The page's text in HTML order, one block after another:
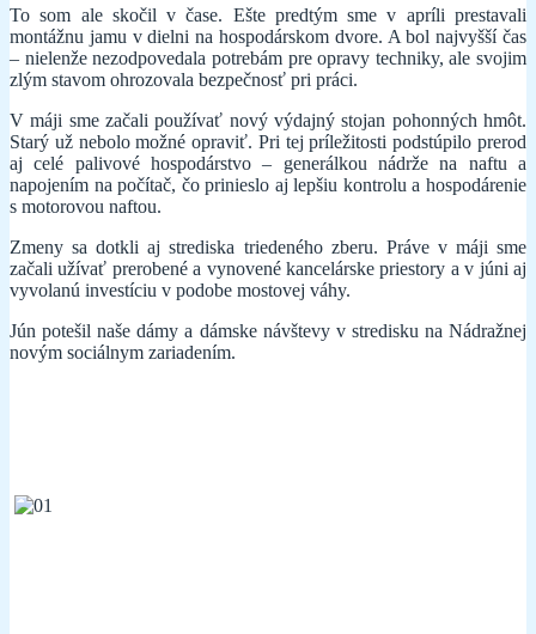
To som ale skočil v čase. Ešte predtým sme v apríli prestavali
montážnu jamu v dielni na hospodárskom dvore. A bol najvyšší čas
– nielenže nezodpovedala potrebám pre opravy techniky, ale svojim
zlým stavom ohrozovala bezpečnosť pri práci.
V máji sme začali používať nový výdajný stojan pohonných hmôt.
Starý už nebolo možné opraviť. Pri tej príležitosti podstúpilo prerod
aj celé palivové hospodárstvo – generálkou nádrže na naftu a
napojením na počítač, čo prinieslo aj lepšiu kontrolu a hospodárenie
s motorovou naftou.
Zmeny sa dotkli aj strediska triedeného zberu. Práve v máji sme
začali užívať prerobené a vynovené kancelárske priestory a v júni aj
vyvolanú investíciu v podobe mostovej váhy.
Jún potešil naše dámy a dámske návštevy v stredisku na Nádražnej
novým sociálnym zariadením.